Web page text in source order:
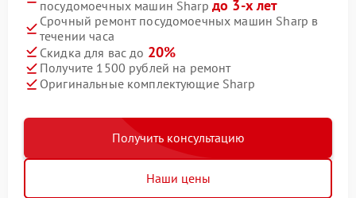
посудомоечных машин Sharp до 3-х лет
Срочный ремонт посудомоечных машин Sharp в
течении часа
Скидка для вас до 20%
Получите 1500 рублей на ремонт
Оригинальные комплектующие Sharp
Получить консультацию
Наши цены